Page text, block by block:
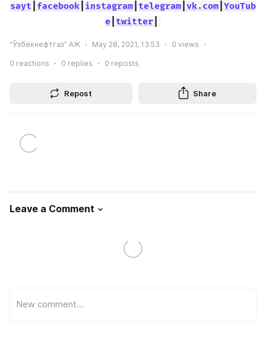
sayt facebook instagram telegram vk.com YouTub
e| twitter|
“Ўзбекнефтгаз” АЖ May 28, 2021, 13:53 0 views
0 reactions 0 replies 0 reposts
Repost Share
Leave a Comment